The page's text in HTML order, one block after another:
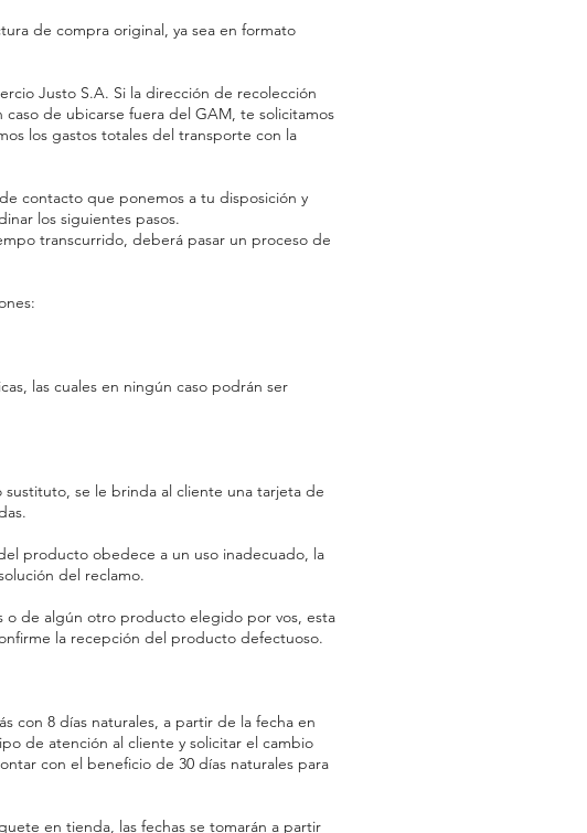
de compra original, ya sea en formato
Justo S.A. Si la dirección de recolección
de ubicarse fuera del GAM, te solicitamos
los gastos totales del transporte con la
contacto que ponemos a tu disposición y
los siguientes pasos.
transcurrido, deberá pasar un proceso de
las cuales en ningún caso podrán ser
se le brinda al cliente una tarjeta de
producto obedece a un uso inadecuado, la
del reclamo.
o de algún otro producto elegido por vos, esta
la recepción del producto defectuoso.
con 8 días naturales, a partir de la fecha en
de atención al cliente y solicitar el cambio
con el beneficio de 30 días naturales para
en tienda, las fechas se tomarán a partir